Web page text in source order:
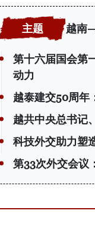
越南
第十六届国会第
动力
越泰建交50周年
越共中央总书记
科技外交助力塑
第33次外交会议